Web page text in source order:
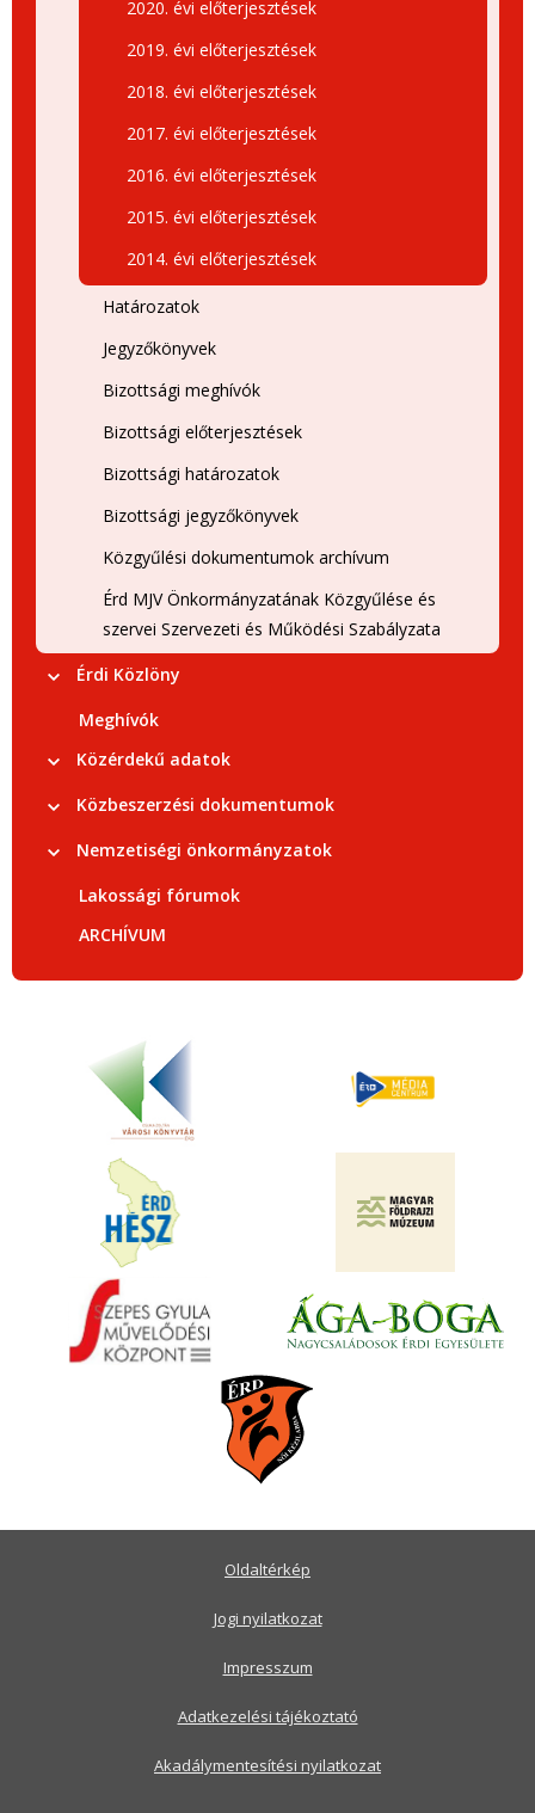
2020. évi előterjesztések
2019. évi előterjesztések
2018. évi előterjesztések
2017. évi előterjesztések
2016. évi előterjesztések
2015. évi előterjesztések
2014. évi előterjesztések
Határozatok
Jegyzőkönyvek
Bizottsági meghívók
Bizottsági előterjesztések
Bizottsági határozatok
Bizottsági jegyzőkönyvek
Közgyűlési dokumentumok archívum
Érd MJV Önkormányzatának Közgyűlése és
szervei Szervezeti és Működési Szabályzata
Érdi Közlöny
Meghívók
Közérdekű adatok
Közbeszerzési dokumentumok
Nemzetiségi önkormányzatok
Lakossági fórumok
ARCHÍVUM
Oldaltérkép
Jogi nyilatkozat
Impresszum
Adatkezelési tájékoztató
Akadálymentesítési nyilatkozat